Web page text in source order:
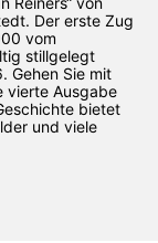
Der erste Zug
vom
stillgelegt
Gehen Sie mit
vierte Ausgabe
bietet
und viele